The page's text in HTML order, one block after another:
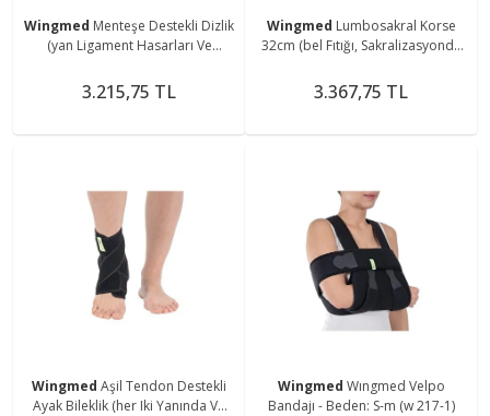
Wingmed Menteşe Destekli Dizlik
(yan Ligament Hasarları Ve
3.215,75 TL
Wingmed Lumbosakral Korse
32cm (bel Fıtığı, Sakralizasyonda
3.367,75 TL
Wingmed Aşil Tendon Destekli
Ayak Bileklik (her Iki Yanında Ve
Wingmed Wıngmed Velpo
Bandajı - Beden: S-m (w 217-1)